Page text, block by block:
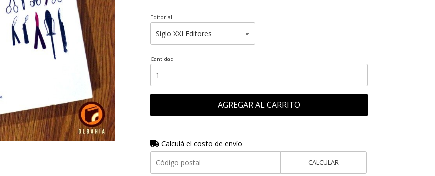
Editorial
Cantidad
AGREGAR AL CARRITO
Calculá el costo de envío
CALCULAR